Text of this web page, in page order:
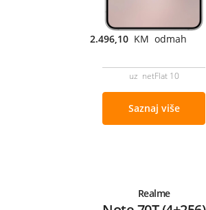
2.496,10 KM odmah
uz netFlat 10
Saznaj više
Realme